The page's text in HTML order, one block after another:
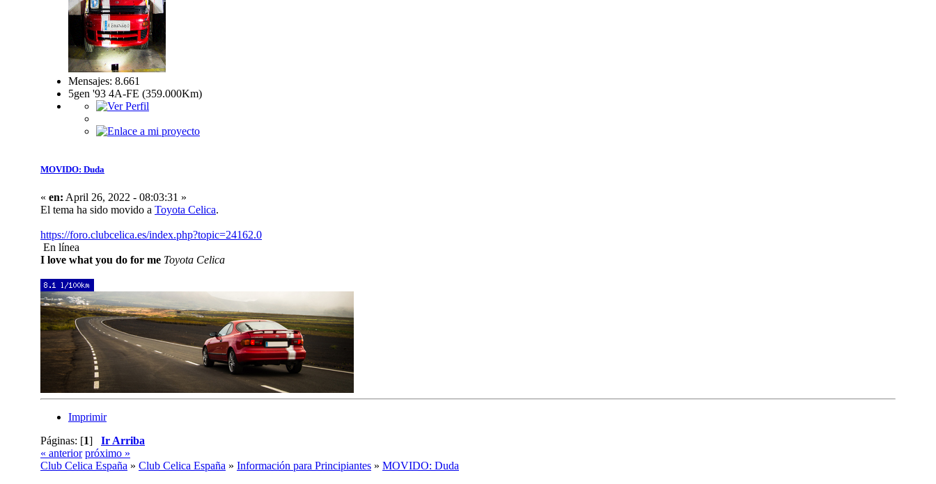
Mensajes: 8.661
5gen '93 4A-FE (359.000Km)
MOVIDO: Duda
« en: April 26, 2022 - 08:03:31 »
El tema ha sido movido a Toyota Celica.
https://foro.clubcelica.es/index.php?topic=24162.0
En línea
I love what you do for me Toyota Celica
Imprimir
Páginas: [1] Ir Arriba
« anterior próximo »
Club Celica España » Club Celica España » Información para Principiantes » MOVIDO: Duda